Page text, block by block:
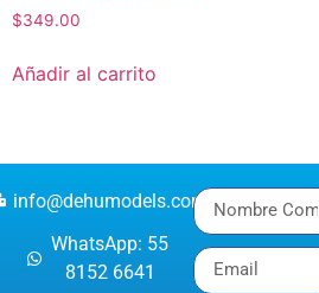
$349.00
Añadir al carrito
info@dehumodels.com
WhatsApp: 55
8152 6641